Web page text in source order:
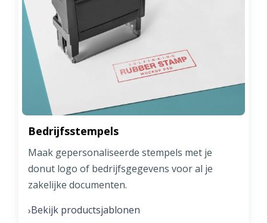
Bedrijfsstempels
Maak gepersonaliseerde stempels met je
donut logo of bedrijfsgegevens voor al je
zakelijke documenten.
›Bekijk productsjablonen